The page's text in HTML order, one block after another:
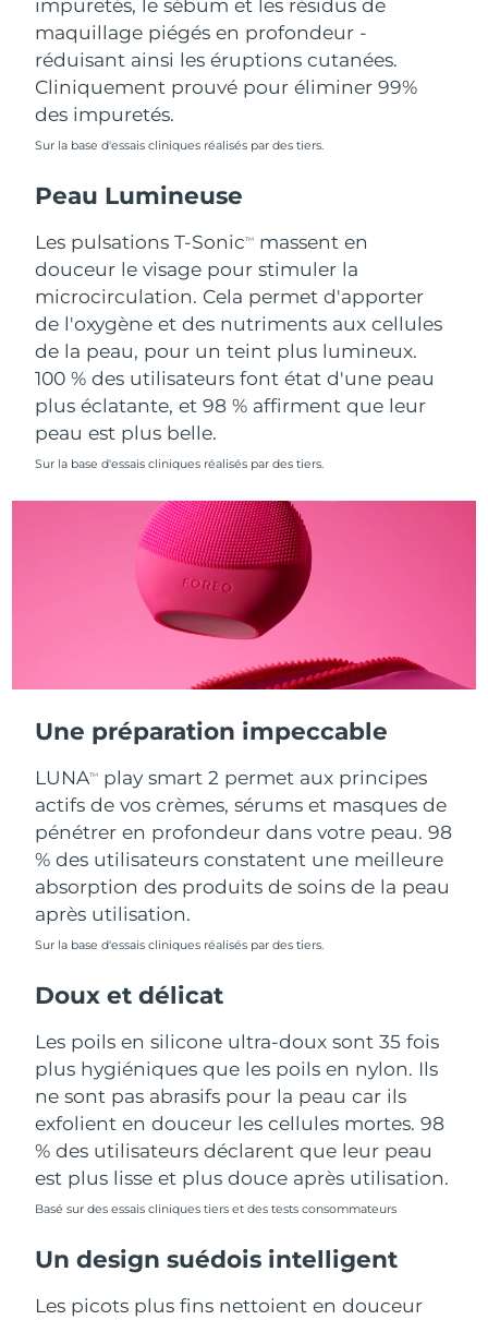
impuretés, le sébum et les résidus de
maquillage piégés en profondeur -
réduisant ainsi les éruptions cutanées.
Cliniquement prouvé pour éliminer 99%
des impuretés.
Sur la base d'essais cliniques réalisés par des tiers.
Peau Lumineuse
Les pulsations T-SonicTM
massent en
douceur le visage pour stimuler la
microcirculation. Cela permet d'apporter
de l'oxygène et des nutriments aux cellules
de la peau, pour un teint plus lumineux.
100 % des utilisateurs font état d'une peau
plus éclatante, et 98 % affirment que leur
peau est plus belle.
Sur la base d'essais cliniques réalisés par des tiers.
Une préparation impeccable
LUNATM
play smart 2 permet aux principes
actifs de vos crèmes, sérums et masques de
pénétrer en profondeur dans votre peau. 98
% des utilisateurs constatent une meilleure
absorption des produits de soins de la peau
après utilisation.
Sur la base d'essais cliniques réalisés par des tiers.
Doux et délicat
Les poils en silicone ultra-doux sont 35 fois
plus hygiéniques que les poils en nylon. Ils
ne sont pas abrasifs pour la peau car ils
exfolient en douceur les cellules mortes. 98
% des utilisateurs déclarent que leur peau
est plus lisse et plus douce après utilisation.
Basé sur des essais cliniques tiers et des tests consommateurs
Un design suédois intelligent
Les picots plus fins nettoient en douceur
Singapour Livraison estimée
Slovaquie Livraison estimée
Slovénie
Espagne Livraison estimée
Suède Livraison estimée8/9/26
Suisse Livraison estimée8/9/26
Taïwan
Livraison estimée
Émirats arabes unis Livraison estimée
États-Unis Livraison estimée8/10/26
Ouzbékistan Livraison estimée
Viêt Nam Livraison estimée8/15/26